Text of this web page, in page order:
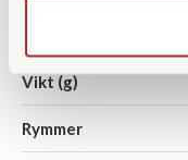
Vikt (g)
Rymmer